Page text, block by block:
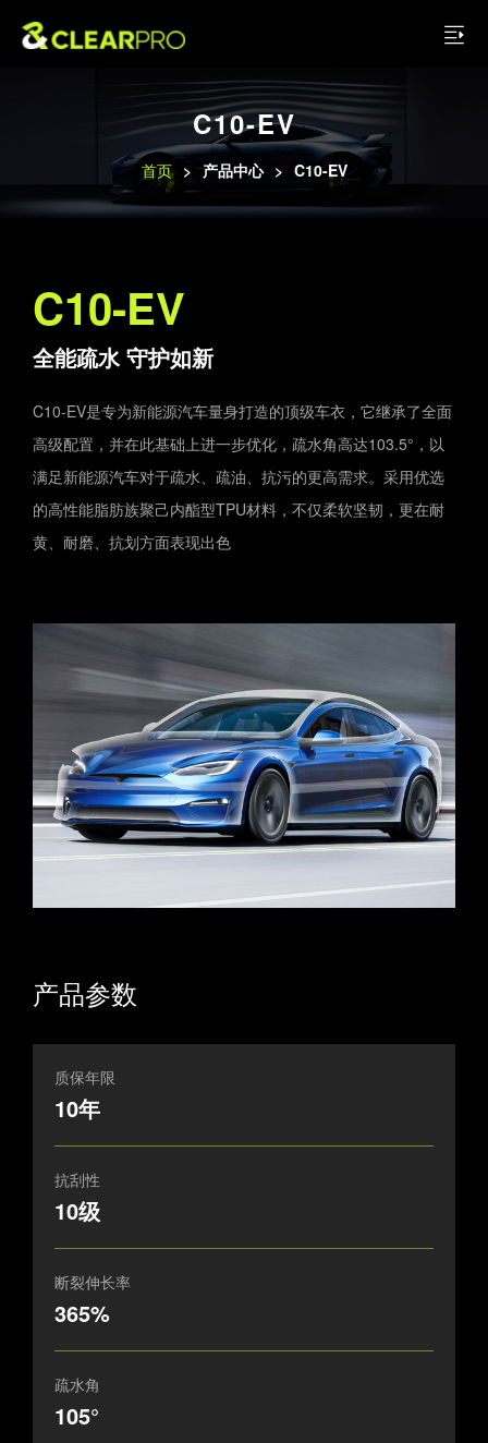
C10-EV
首页 > 产品中心 > C10-EV
C10-EV
全能疏水 守护如新
C10-EV是专为新能源汽车量身打造的顶级车衣，它继承了全面
高级配置，并在此基础上进一步优化，疏水角高达103.5°，以
满足新能源汽车对于疏水、疏油、抗污的更高需求。采用优选
的高性能脂肪族聚己内酯型TPU材料，不仅柔软坚韧，更在耐
黄、耐磨、抗划方面表现出色
产品参数
质保年限
10年
抗刮性
10级
断裂伸长率
365%
疏水角
105°